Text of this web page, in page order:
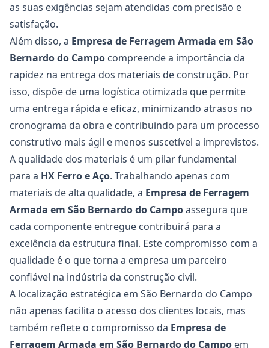
as suas exigências sejam atendidas com precisão e
satisfação.
Além disso, a Empresa de Ferragem Armada em São
Bernardo do Campo compreende a importância da
rapidez na entrega dos materiais de construção. Por
isso, dispõe de uma logística otimizada que permite
uma entrega rápida e eficaz, minimizando atrasos no
cronograma da obra e contribuindo para um processo
construtivo mais ágil e menos suscetível a imprevistos.
A qualidade dos materiais é um pilar fundamental
para a HX Ferro e Aço. Trabalhando apenas com
materiais de alta qualidade, a Empresa de Ferragem
Armada em São Bernardo do Campoassegura que
cada componente entregue contribuirá para a
excelência da estrutura final. Este compromisso com a
qualidade é o que torna a empresa um parceiro
confiável na indústria da construção civil.
A localização estratégica em São Bernardo do Campo
não apenas facilita o acesso dos clientes locais, mas
também reflete o compromisso da Empresa de
Ferragem Armada em São Bernardo do Campo em